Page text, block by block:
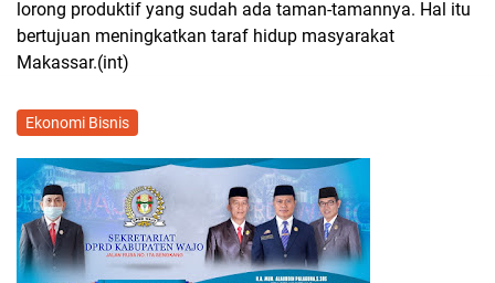
lorong produktif yang sudah ada taman-tamannya. Hal itu
bertujuan meningkatkan taraf hidup masyarakat
Makassar.(int)
Ekonomi Bisnis